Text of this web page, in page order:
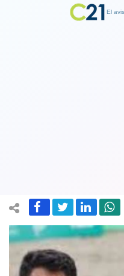
El